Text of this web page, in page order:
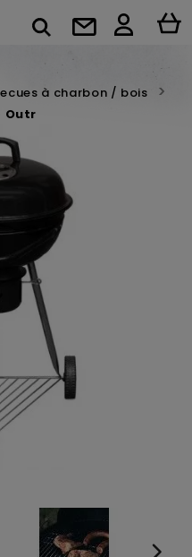
à charbon / bois
Outr